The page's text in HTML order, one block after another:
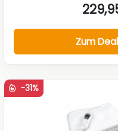
Zum Deal
-31%